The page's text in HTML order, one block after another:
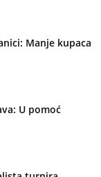
Manje kupaca
U pomoć